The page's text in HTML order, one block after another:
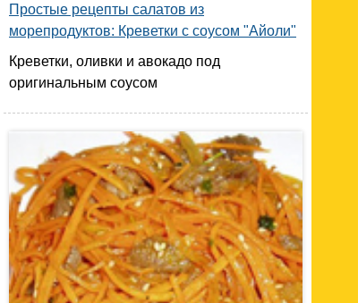
Простые рецепты салатов из
морепродуктов: Креветки с соусом "Айоли"
Креветки, оливки и авокадо под
оригинальным соусом